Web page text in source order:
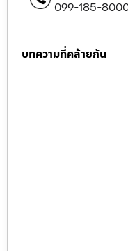
099-185-
บทความที่คล้ายกัน